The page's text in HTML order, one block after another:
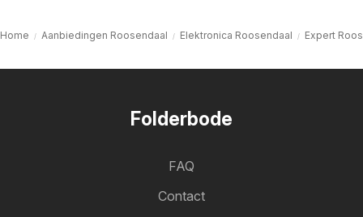
Home Aanbiedingen Roosendaal Elektronica Roosendaal Expert
Folderbode
FAQ
Contact